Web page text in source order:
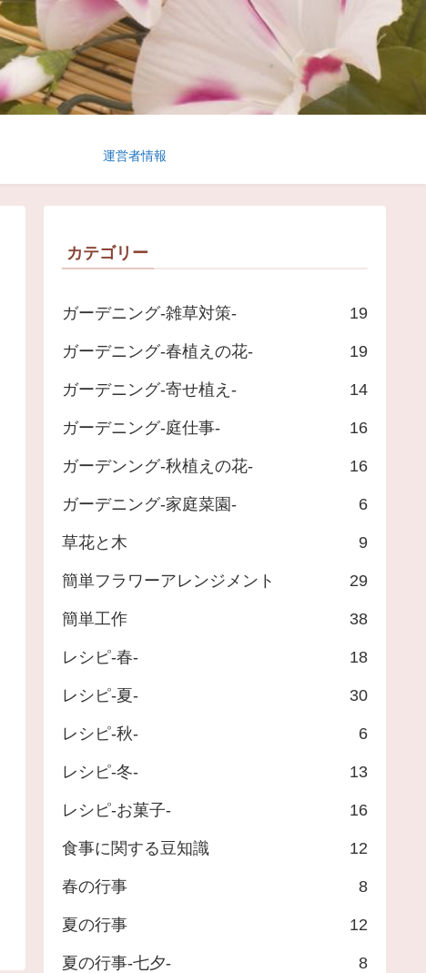
運営者情報
カテゴリー
ガーデニング-雑草対策- 19
ガーデニング-春植えの花- 19
ガーデニング-寄せ植え- 14
ガーデニング-庭仕事- 16
ガーデンング-秋植えの花- 16
ガーデニング-家庭菜園- 6
草花と木 9
簡単フラワーアレンジメント 29
簡単工作 38
レシピ-春- 18
レシピ-夏- 30
レシピ-秋- 6
レシピ-冬- 13
レシピ-お菓子- 16
食事に関する豆知識 12
春の行事 8
夏の行事 12
夏の行事-七夕- 8